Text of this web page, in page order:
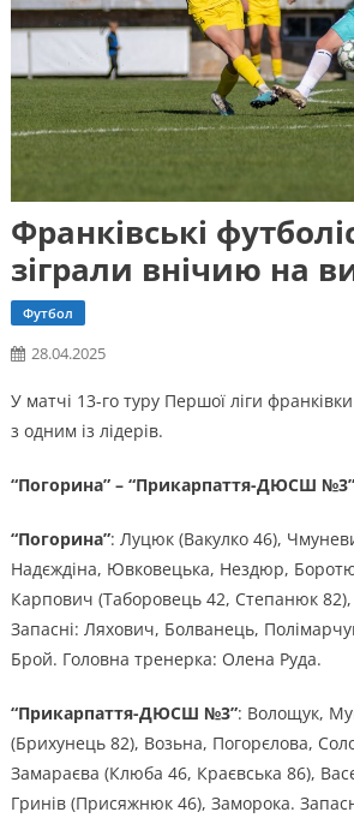
Франківські
зіграли внічию на
Футбол
28.04.2025
У матчі 13-го туру Першої ліги
з одним із лідерів.
“Погорина” – “Прикарпаття-ДЮСШ
“Погорина”: Луцюк (Вакулко 46),
Надєждіна, Ювковецька, Нездюр,
Карпович (Таборовець 42, Степанюк
Запасні: Ляхович, Болванець,
Брой. Головна тренерка: Олена Руда.
“Прикарпаття-ДЮСШ №3”: Волощук,
(Брихунець 82), Возьна, Погорєлова,
Замараєва (Клюба 46, Краєвська 86),
Гринів (Присяжнюк 46), Заморока.